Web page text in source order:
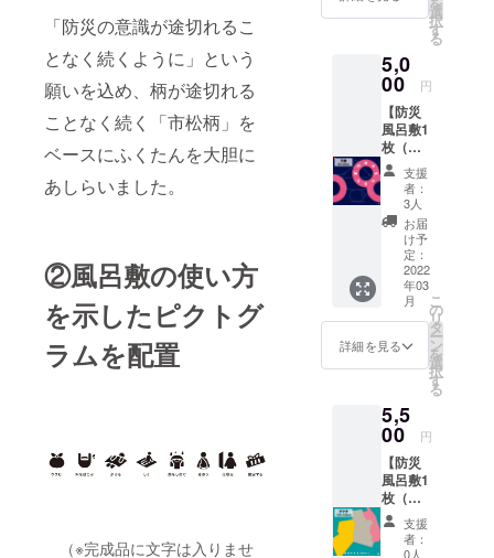
「防災の意識が途切れるこ
となく続くように」という
願いを込め、柄が途切れる
ことなく続く「市松柄」を
ベースにふくたんを大胆に
あしらいました。
②風呂敷の使い方
を示したピクトグ
ラムを配置
（※完成品に文字は入りませ
容は天
災のこ
と、斎
藤さん
のこと
ももち
ろん大
歓迎で
す。
（質問
は
チャッ
ト・挙
手制で
募集し
ます）
・メッ
セージ
を希望
する名
藤気象
予報士
または
アナウ
ンサー
名）を
備考欄
にご記
入くだ
100％ ※
製造上
の都合
により
配送時
期が遅
れる可
能性が
ござい
ます。
・サイ
ズ：
cm) ・
内容：
風呂敷1
枚 取
扱説明
書 ・素
材：ポ
リエス
テル
100％ ※
製造上
の都合
により
配送時
期が遅
れる可
能性が
選
択
す
る
5,0
00 円
【防災
風呂敷1
枚（ふ
くたん
柄 平
織）】
超撥水
生地の
防災風
呂敷1枚
を3月以
降にお
届けし
ます。
・サイ
ズ：
cm) ・
内容：
風呂敷1
枚 取
扱説明
書 ・素
材：ポ
リエス
テル
支援
者：
3人
お届
け予
定：
2022
年03
月
詳細を見る
こ
の
リ
タ
ー
ン
を
選
択
す
る
5,5
00 円
【防災
風呂敷1
枚（福
島県
柄 タ
支援
者：
0人